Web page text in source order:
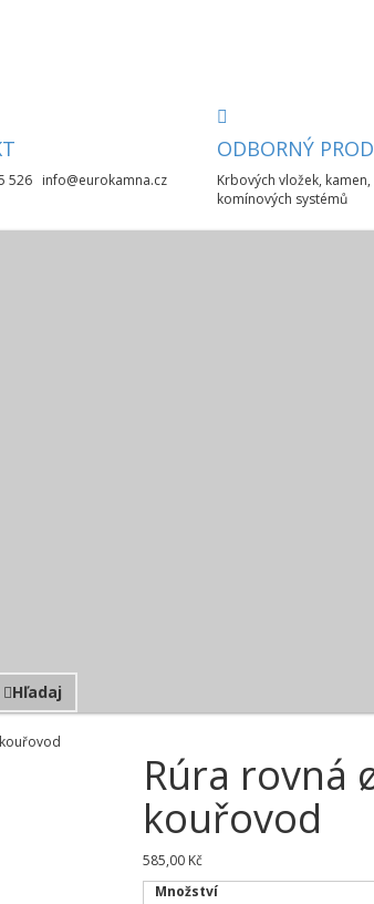
ODBORNÝ
Krbových vložek,
komínových systémů
526 info@eurokamna.cz
Hľadaj
Rúra rovná
kouřovod
585,00 Kč
Množství